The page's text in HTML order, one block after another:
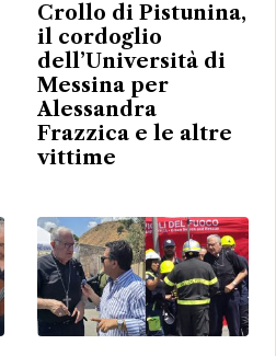
Crollo di Pistunina,
il cordoglio
dell’Università di
Messina per
Alessandra
Frazzica e le altre
vittime